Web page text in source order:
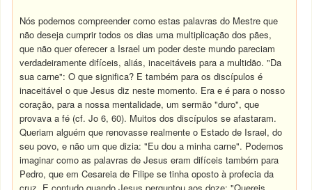
Nós podemos compreender como estas palavras do Mestre que
não deseja cumprir todos os dias uma multiplicação dos pães,
que não quer oferecer a Israel um poder deste mundo pareciam
verdadeiramente difíceis, aliás, inaceitáveis para a multidão. "Da
sua carne": O que significa? E também para os discípulos é
inaceitável o que Jesus diz neste momento. Era e é para o nosso
coração, para a nossa mentalidade, um sermão "duro", que
provava a fé (cf. Jo 6, 60). Muitos dos discípulos se afastaram.
Queriam alguém que renovasse realmente o Estado de Israel, do
seu povo, e não um que dizia: "Eu dou a minha carne". Podemos
imaginar como as palavras de Jesus eram difíceis também para
Pedro, que em Cesareia de Filipe se tinha oposto à profecia da